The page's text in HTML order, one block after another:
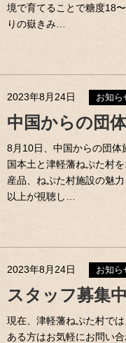
境で育てることで糖度18
りの嶽きみ…
2023年8月24日 お知ら
中国からの団
8月10日、中国からの団体
国本土と津軽藩ねぷた村
産品、ねぷた村施設の魅
以上が視聴し…
2023年8月24日 お知ら
スタッフ募集中
現在、津軽藩ねぷた村で
ある方はお気軽にお問い